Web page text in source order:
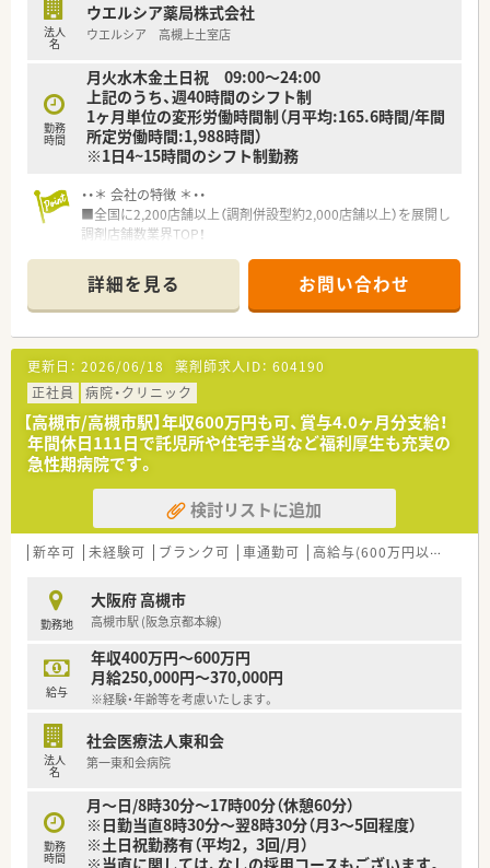
■店舗には常勤薬剤師5名とパート薬剤師2名が在籍しており、
ワンオペになる時間帯を一切排除した複数名体制で調剤を行っ
■薬剤師の2倍程度にのぼる手厚い店舗スタッフ（テクニシャン
や事務など）を配置しており、薬剤師が専門業務に集中できる職
場です。
■経営陣のほとんどが薬剤師のため現場に対する理解が極めて
深く、エリアごとに現場のスペシャリストである上席薬剤師が常
法人
名
ウエルシア薬局株式会社
ウエルシア 高槻上土室店
勤務
時間
月火水木金土日祝 09:00～24:00
上記のうち、週40時間のシフト制
1ヶ月単位の変形労働時間制（月平均:165.6時間/年間
所定労働時間:1,988時間）
※1日4~15時間のシフト制勤務
・・＊ 会社の特徴 ＊・・
■全国に2,200店舗以上（調剤併設型約2,000店舗以上）を展開し
調剤店舗数業界TOP！
頑張り次第で高給与も可能！
■経験や勤務コースによりますが、経験の少ない方でも500万前
半スタートと業界TOP水準！
■職種や職域に合わせ、豊富な社内研修や外部組織と連携した研
修を用意されています
■薬剤師が中心の会社だからこそ活躍できるキャリアパスが多
種多様に用意されています。
■店舗拡大に伴い、エリアマネジャーや営業部長等のマネジメン
トのポジションも増えます。
■在宅や教育等の専門性を活かせるスペシャリストを目指すこ
とも可能です。
■その他にも、管理部門や商品部門等の本社スタッフなど活動領
域は多種多様です。
■在宅実施店舗は年々増加しており、在宅医療へもしっかりと関
わる事ができます。
時短勤務ができるよう変更予定です。
■年間休日が120日とワークライフバランスが整っています
■日用品から常備薬まで、従業員割引制度など嬉しいメリットも
たくさんあります！
詳細を見る お問い合わせ
更新日： 2026/06/18 薬剤師求人ID： 604190
正社員
病院・クリニック
【高槻市/高槻市駅】年収600万円も可、賞与4.0ヶ月分支給！
年間休日111日で託児所や住宅手当など福利厚生も充実の
急性期病院です。
検討リストに追加
新卒可 未経験可 ブランク可 車通勤可 高給与(600万円以上)
勤務地
大阪府 高槻市
高槻市駅 (阪急京都本線)
給与
年収400万円～600万円
月給250,000円～370,000円
※経験・年齢等を考慮いたします。
法人
名
社会医療法人東和会
第一東和会病院
勤務
時間
月～日/8時30分～17時00分（休憩60分）
※日勤当直8時30分～翌8時30分（月3～5回程度）
※土日祝勤務有（平均2，3回/月）